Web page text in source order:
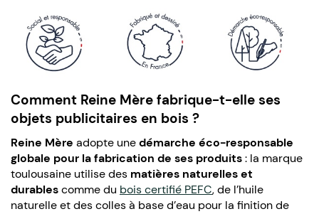
Comment Reine Mère fabrique-t-elle ses
objets publicitaires en bois ?
Reine Mère adopte unedémarche éco-responsable
globale pour la fabrication de ses produits: la marque
toulousaine utilise des matières naturelleset
durablescomme du bois certifié PEFC,de l’huile
naturelle et des colles à base d’eau pour la finition de